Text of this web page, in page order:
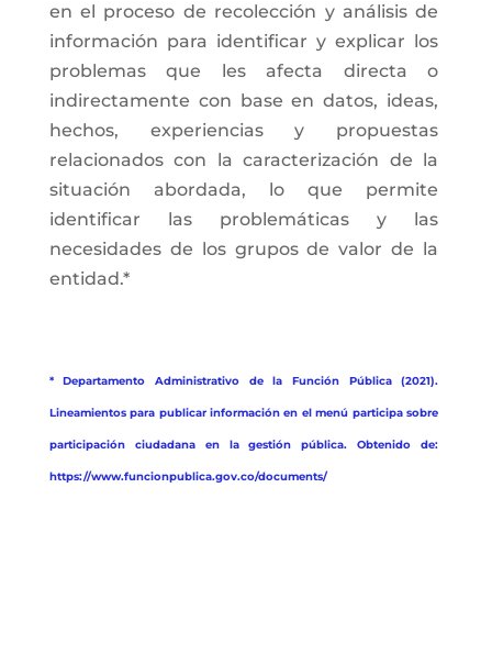
en el proceso de recolección y análisis de
información para identificar y explicar los
problemas que les afecta directa o
indirectamente con base en datos, ideas,
hechos, experiencias y propuestas
relacionados con la caracterización de la
situación abordada, lo que permite
identificar las problemáticas y las
necesidades de los grupos de valor de la
entidad.*
* Departamento Administrativo de la Función Pública (2021).
Lineamientos para publicar información en el menú participa sobre
participación ciudadana en la gestión pública. Obtenido de:
https://www.funcionpublica.gov.co/documents/